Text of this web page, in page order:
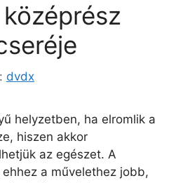
dvdx
helyzetben, ha elromlik a
hiszen akkor
az egészet. A
a művelethez jobb,